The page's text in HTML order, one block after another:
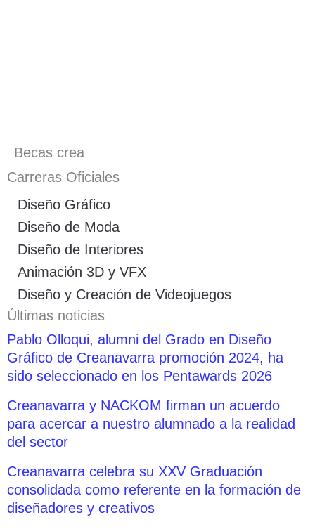
Becas crea
Carreras Oficiales
Diseño Gráfico
Diseño de Moda
Diseño de Interiores
Animación 3D y VFX
Diseño y Creación de Videojuegos
Últimas noticias
Pablo Olloqui, alumni del Grado en Diseño
Gráfico de Creanavarra promoción 2024, ha
sido seleccionado en los Pentawards 2026
Creanavarra y NACKOM firman un acuerdo
para acercar a nuestro alumnado a la realidad
del sector
Creanavarra celebra su XXV Graduación
consolidada como referente en la formación de
diseñadores y creativos